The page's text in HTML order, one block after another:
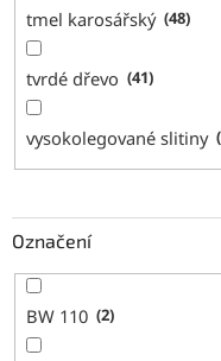
tmel karosářský 48
tvrdé dřevo 41
vysokolegované slitiny
Označení
BW 110 2